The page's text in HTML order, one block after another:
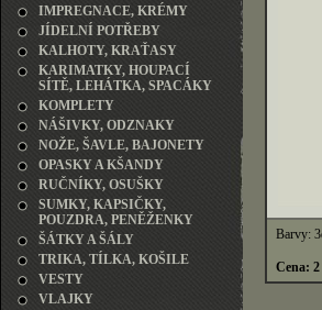
IMPREGNACE, KRÉMY
JÍDELNÍ POTŘEBY
KALHOTY, KRAŤASY
KARIMATKY, HOUPACÍ
SÍTĚ, LEHÁTKA, SPACÁKY
KOMPLETY
NÁŠIVKY, ODZNAKY
NOŽE, ŠAVLE, BAJONETY
OPASKY A KŠANDY
RUČNÍKY, OSUŠKY
SUMKY, KAPSIČKY,
POUZDRA, PENĚŽENKY
ŠÁTKY A ŠÁLY
TRIKA, TÍLKA, KOŠILE
VESTY
VLAJKY
Barvy:
Cena: